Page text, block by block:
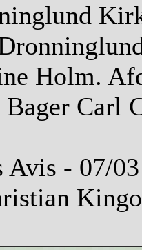
Holm.
Bager Carl
Avis - 07/